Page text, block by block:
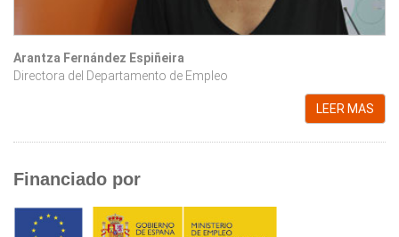
Arantza Fernández Espiñeira
Directora del Departamento de Empleo
LEER MAS
Financiado por